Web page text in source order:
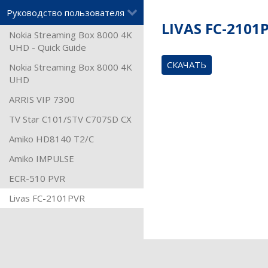
Руководство пользователя
Nokia Streaming Box 8000 4K
UHD - Quick Guide
Nokia Streaming Box 8000 4K
UHD
ARRIS VIP 7300
TV Star C101/STV C707SD CX
Amiko HD8140 T2/C
Amiko IMPULSE
ECR-510 PVR
Livas FC-2101PVR
LIVAS FC-
СКАЧАТЬ